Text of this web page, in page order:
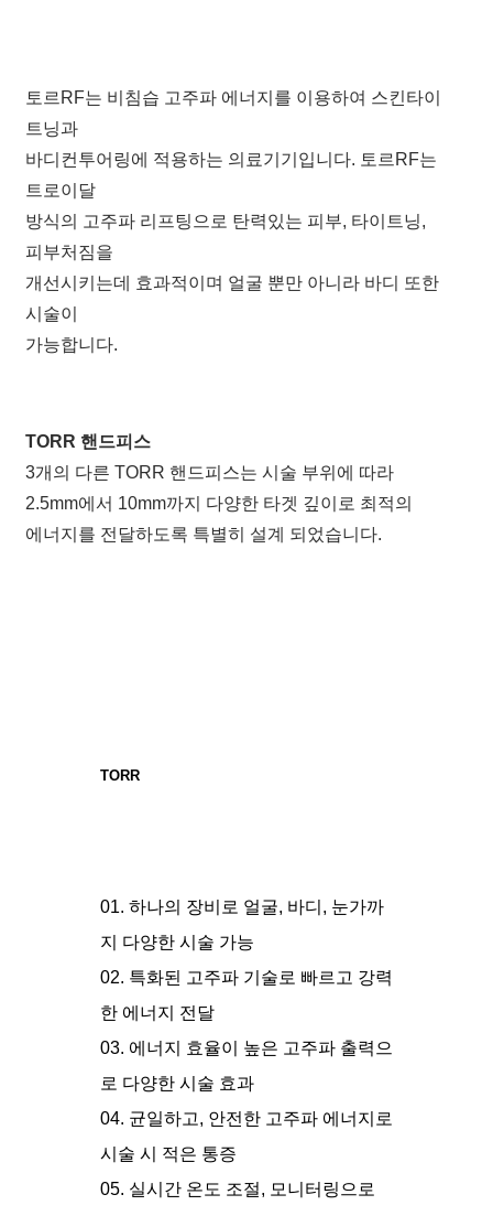
토르RF는 비침습 고주파 에너지를 이용하여 스킨타이
트닝과
바디컨투어링에 적용하는 의료기기입니다. 토르RF는
트로이달
방식의 고주파 리프팅으로 탄력있는 피부, 타이트닝,
피부처짐을
개선시키는데 효과적이며 얼굴 뿐만 아니라 바디 또한
시술이
가능합니다.
TORR 핸드피스
3개의 다른 TORR 핸드피스는 시술 부위에 따라
2.5mm에서 10mm까지 다양한 타겟 깊이로 최적의
에너지를 전달하도록 특별히 설계 되었습니다.
TORR
01. 하나의 장비로 얼굴, 바디, 눈가까
지 다양한 시술 가능
02. 특화된 고주파 기술로 빠르고 강력
한 에너지 전달
03. 에너지 효율이 높은 고주파 출력으
로 다양한 시술 효과
04. 균일하고, 안전한 고주파 에너지로
시술 시 적은 통증
05. 실시간 온도 조절, 모니터링으로